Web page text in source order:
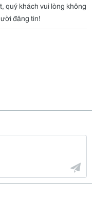
quý khách vui lòng không
đăng tin!